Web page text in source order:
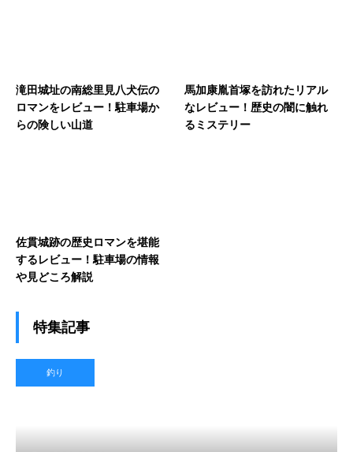
滝田城址の南総里見八犬伝の
ロマンをレビュー！駐車場か
らの険しい山道
馬加康胤首塚を訪れたリアル
なレビュー！歴史の闇に触れ
るミステリー
佐貫城跡の歴史ロマンを堪能
するレビュー！駐車場の情報
や見どころ解説
特集記事
釣り